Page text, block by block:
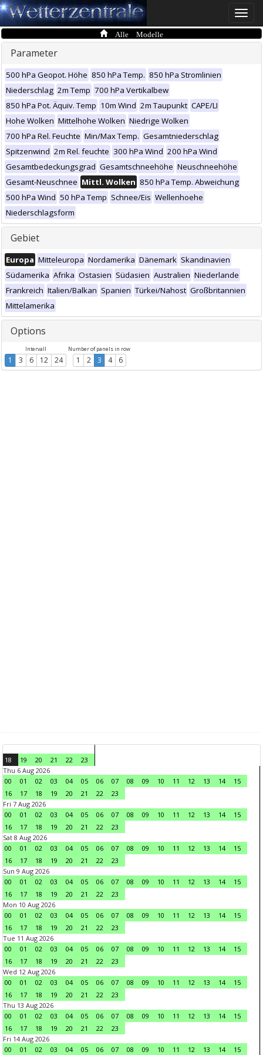
Toggle
Alle Modelle
Parameter
500 hPa Geopot. Höhe 850 hPa Temp. 850 hPa Stromlinien
Niederschlag 2m Temp 700 hPa Vertikalbew
850 hPa Pot. Äquiv. Temp 10m Wind 2m Taupunkt CAPE/LI
Hohe Wolken Mittelhohe Wolken Niedrige Wolken
700 hPa Rel. Feuchte Min/Max Temp. Gesamtniederschlag
Spitzenwind 2m Rel. feuchte 300 hPa Wind 200 hPa Wind
Gesamtbedeckungsgrad Gesamtschneehöhe Neuschneehöhe
Gesamt-Neuschnee Mittl. Wolken 850 hPa Temp. Abweichung
500 hPa Wind 50 hPa Temp Schnee/Eis Wellenhoehe
Niederschlagsform
Gebiet
Europa Mitteleuropa Nordamerika Dänemark Skandinavien
Südamerika Afrika Ostasien Südasien Australien Niederlande
Frankreich Italien/Balkan Spanien Türkei/Nahost Großbritannien
Mittelamerika
Options
Intervall
1 3 6 12 24
Number of panels in row
1 2 3 4 6
18 19 20 21 22
23
Thu 6 Aug 2026
00
01 02 03 04 05 06 07 08 09 10 11 12 13 14
15
16
17 18 19 20 21 22
23
Fri 7 Aug 2026
00
01 02 03 04 05 06 07 08 09 10 11 12 13 14
15
16
17 18 19 20 21 22
23
Sat 8 Aug 2026
00
01 02 03 04 05 06 07 08 09 10 11 12 13 14
15
16
17 18 19 20 21 22
23
Sun 9 Aug 2026
00
01 02 03 04 05 06 07 08 09 10 11 12 13 14
15
16
17 18 19 20 21 22
23
Mon 10 Aug 2026
00
01 02 03 04 05 06 07 08 09 10 11 12 13 14
15
16
17 18 19 20 21 22
23
Tue 11 Aug 2026
00
01 02 03 04 05 06 07 08 09 10 11 12 13 14
15
16
17 18 19 20 21 22
23
Wed 12 Aug 2026
00
01 02 03 04 05 06 07 08 09 10 11 12 13 14
15
16
17 18 19 20 21 22
23
Thu 13 Aug 2026
00
01 02 03 04 05 06 07 08 09 10 11 12 13 14
15
16
17 18 19 20 21 22
23
Fri 14 Aug 2026
00
01 02 03 04 05 06 07 08 09 10 11 12 13 14 15